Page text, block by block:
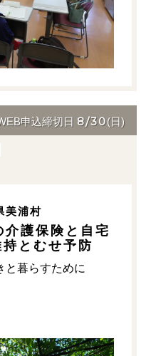
申込締切日 8/30(日)
浦村
護保険と自宅
とむせ予防
と暮らすために